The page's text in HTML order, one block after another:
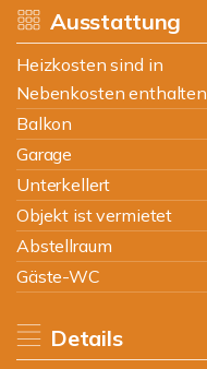
Ausstattung
Heizkosten sind in
Nebenkosten enthalten
Balkon
Garage
Unterkellert
Objekt ist vermietet
Abstellraum
Gäste-WC
Details